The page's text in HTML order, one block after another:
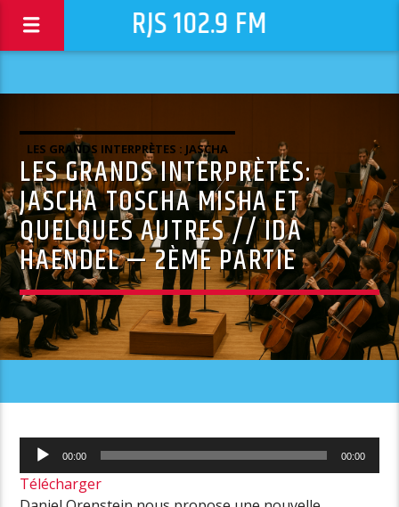
RJS 102.9 FM
LES GRANDS INTERPRÈTES : JASCHA
TOSCHA MISHA ET QUELQUES AUTRES.
LES GRANDS INTERPRÈTES:
JASCHA TOSCHA MISHA ET
QUELQUES AUTRES // IDA
HAENDEL — 2ÈME PARTIE
Lecteur
audio
00:00 00:00
Télécharger